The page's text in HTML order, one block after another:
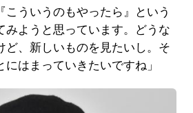
ういうのもやったら』という
みようと思っています。どうな
ど、新しいものを見たいし。そ
はまっていきたいですね」